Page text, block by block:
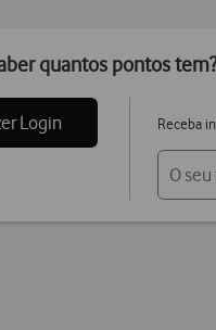
quantos pontos
Login Receba